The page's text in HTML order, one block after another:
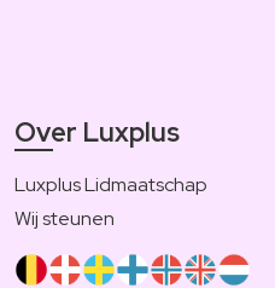
Over Luxplus
Luxplus Lidmaatschap
Wij steunen